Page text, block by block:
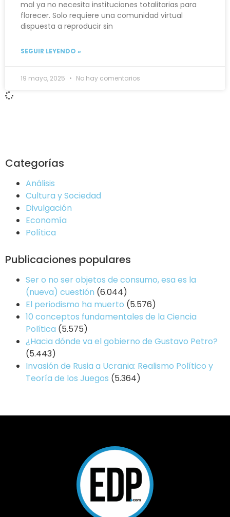
mal ya no necesita instituciones totalitarias para
florecer. Solo requiere una comunidad virtual
dispuesta a reproducir sin
SEGUIR LEYENDO »
19 mayo, 2025 No hay comentarios
Categorías
Análisis
Cultura y Sociedad
Divulgación
Economía
Política
Publicaciones populares
Ser o no ser objetos de consumo, esa es la
(nueva) cuestión (6.044)
El periodismo ha muerto (5.576)
10 conceptos fundamentales de la Ciencia
Política (5.575)
¿Hacia dónde va el gobierno de Gustavo Petro?
(5.443)
Invasión de Rusia a Ucrania: Realismo Político y
Teoría de los Juegos (5.364)